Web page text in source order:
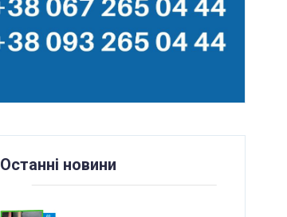
Останні новини